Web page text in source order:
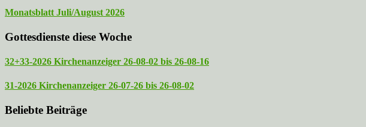
Monatsblatt Juli/August 2026
Gottesdienste diese Woche
32+33-2026 Kirchenanzeiger 26-08-02 bis 26-08-16
31-2026 Kirchenanzeiger 26-07-26 bis 26-08-02
Beliebte Beiträge